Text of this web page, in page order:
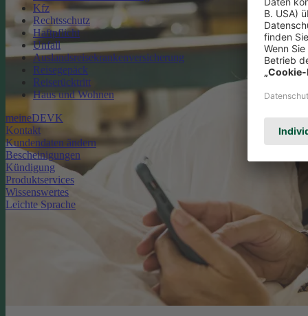
Kfz
Rechtsschutz
Haftpflicht
Unfall
Auslandsreisekrankenversicherung
Reisegepäck
Reiserücktritt
Haus und Wohnen
meineDEVK
Kontakt
Kundendaten ändern
Bescheinigungen
Kündigung
Produktservices
Wissenswertes
Leichte Sprache